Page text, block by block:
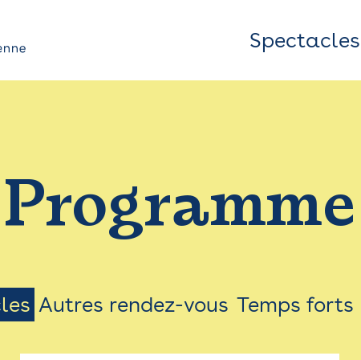
Top
Bar
Menu
Spectacles
Programme
Autres rendez-vous Temps forts